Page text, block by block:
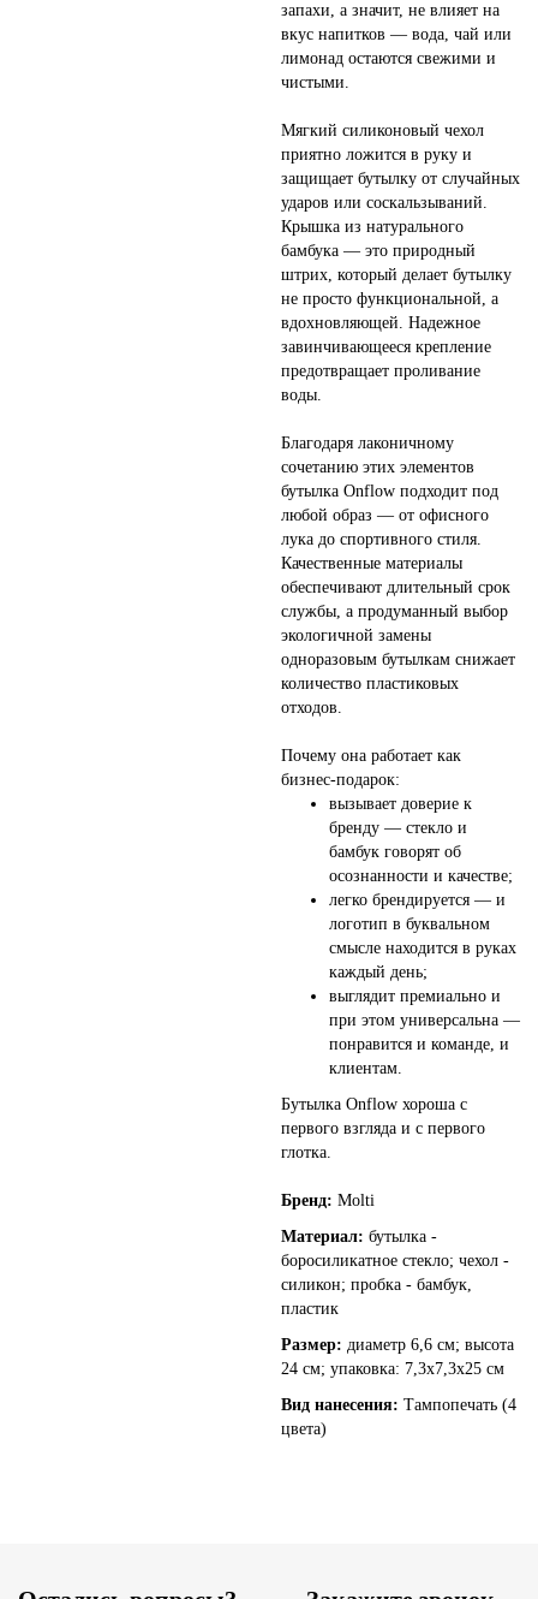
запахи, а значит, не влияет на
вкус напитков — вода, чай или
лимонад остаются свежими и
чистыми.
Мягкий силиконовый чехол
приятно ложится в руку и
защищает бутылку от случайных
ударов или соскальзываний.
Крышка из натурального
бамбука — это природный
штрих, который делает бутылку
не просто функциональной, а
вдохновляющей. Надежное
завинчивающееся крепление
предотвращает проливание
воды.
Благодаря лаконичному
сочетанию этих элементов
бутылка Onflow подходит под
любой образ — от офисного
лука до спортивного стиля.
Качественные материалы
обеспечивают длительный срок
службы, а продуманный выбор
экологичной замены
одноразовым бутылкам снижает
количество пластиковых
отходов.
Почему она работает как
бизнес-подарок:
вызывает доверие к
бренду — стекло и
бамбук говорят об
осознанности и качестве;
легко брендируется — и
логотип в буквальном
смысле находится в руках
каждый день;
выглядит премиально и
при этом универсальна —
понравится и команде, и
клиентам.
Бутылка Onflow хороша с
первого взгляда и с первого
глотка.
Бренд: Molti
Материал: бутылка -
боросиликатное стекло; чехол -
силикон; пробка - бамбук,
пластик
Размер: диаметр 6,6 см; высота
24 см; упаковка: 7,3x7,3x25 см
Вид нанесения: Тампопечать (4
цвета)